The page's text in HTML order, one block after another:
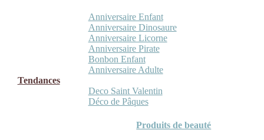
Anniversaire Enfant
Anniversaire Dinosaure
Anniversaire Licorne
Anniversaire Pirate
Bonbon Enfant
Anniversaire Adulte
Tendances
Deco Saint Valentin
Déco de Pâques
Produits de beauté